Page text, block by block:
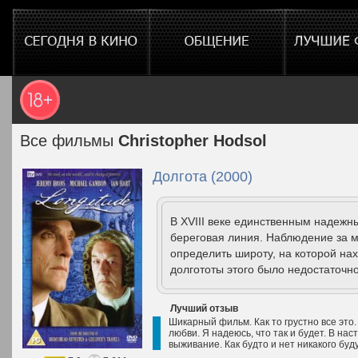
Все фильмы Christopher Hodsol
Долгота (2000)
В XVIII веке единственным
береговая линия. Наблюдение за
определить широту, на которой
долгототы этого было
Лучший отзыв
Шикарный фильм. Как то грустно все
любви. Я надеюсь, что так и будет. В
выживание. Как будто и нет никакого